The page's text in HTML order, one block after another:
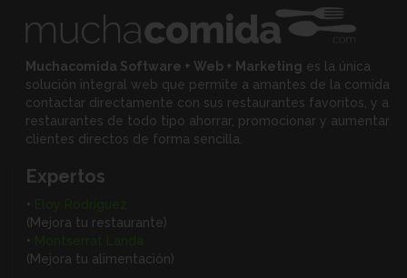
Muchacomida Software + Web + Marketing es la única
solución integral web que permite a amantes de la comida
contactar directamente con sus restaurantes favoritos, y a
restaurantes de todo tipo ahorrar, promocionar y aumentar
clientes directos de forma sencilla.
Expertos
•
(Mejora tu restaurante)
•
(Mejora tu alimentación)